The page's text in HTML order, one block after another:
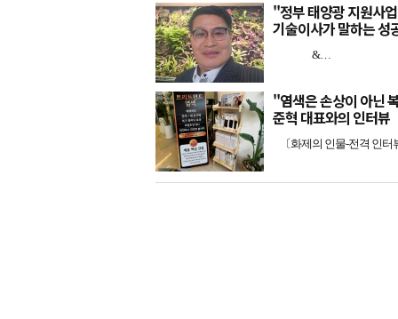
"정부 태양광 지원사
기술이사가 말하는 성
&…
"염색은 손상이 아닌
준혁 대표와의 인터뷰
〔화제의 인물-전격 인